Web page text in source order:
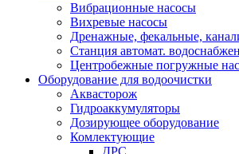
Вибрационные насосы
Вихревые насосы
Дренажные, фекальные,
Станция автомат.
Центробежные погружные
Оборудование для водоочистки
Аквасторож
Гидроаккумуляторы
Дозирующее оборудование
Комлектующие
ДРС